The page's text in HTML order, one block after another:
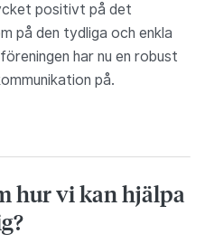
positivt på det
på den tydliga och enkla
har nu en robust
på.
hur vi kan hjälpa